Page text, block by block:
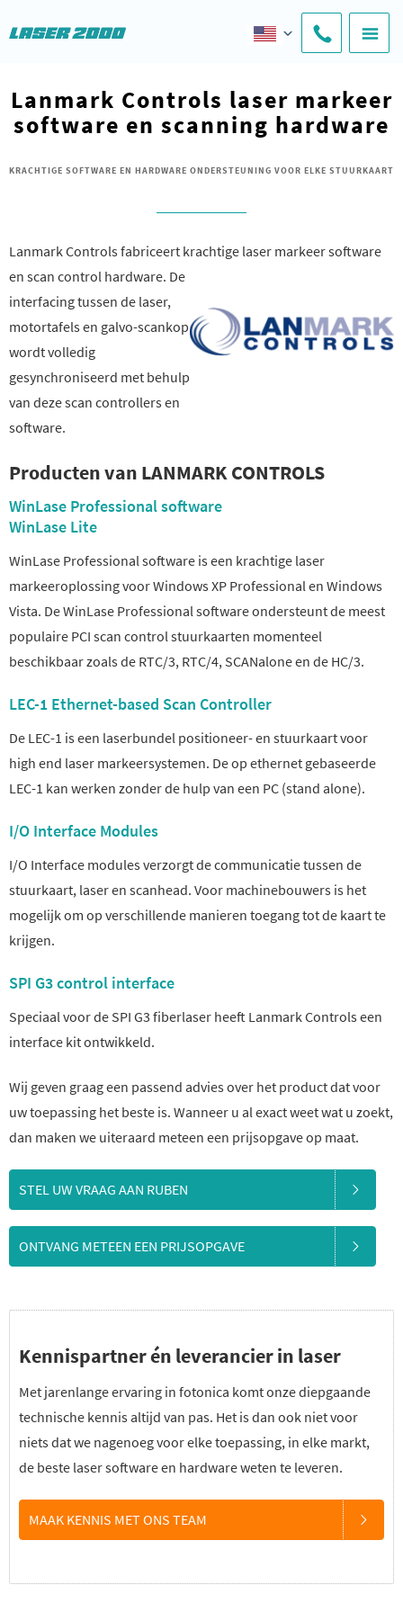
Lanmark Controls laser markeer
software en scanning hardware
KRACHTIGE SOFTWARE EN HARDWARE ONDERSTEUNING VOOR ELKE STUURKAART
Lanmark Controls fabriceert krachtige laser markeer software
en scan control hardware. De
interfacing tussen de laser,
motortafels en galvo-scankop
wordt volledig
gesynchroniseerd met behulp
van deze scan controllers en
software.
Producten van LANMARK CONTROLS
WinLase Professional software
WinLase Lite
WinLase Professional software is een krachtige laser
markeeroplossing voor Windows XP Professional en Windows
Vista. De WinLase Professional software ondersteunt de meest
populaire PCI scan control stuurkaarten momenteel
beschikbaar zoals de RTC/3, RTC/4, SCANalone en de HC/3.
LEC-1 Ethernet-based Scan Controller
De LEC-1 is een laserbundel positioneer- en stuurkaart voor
high end laser markeersystemen. De op ethernet gebaseerde
LEC-1 kan werken zonder de hulp van een PC (stand alone).
I/O Interface Modules
I/O Interface modules verzorgt de communicatie tussen de
stuurkaart, laser en scanhead. Voor machinebouwers is het
mogelijk om op verschillende manieren toegang tot de kaart te
krijgen.
SPI G3 control interface
Speciaal voor de SPI G3 fiberlaser heeft Lanmark Controls een
interface kit ontwikkeld.
Wij geven graag een passend advies over het product dat voor
uw toepassing het beste is. Wanneer u al exact weet wat u zoekt,
dan maken we uiteraard meteen een prijsopgave op maat.
STEL UW VRAAG AAN RUBEN
ONTVANG METEEN EEN PRIJSOPGAVE
Kennispartner én leverancier in laser
Met jarenlange ervaring in fotonica komt onze diepgaande
technische kennis altijd van pas. Het is dan ook niet voor
niets dat we nagenoeg voor elke toepassing, in elke markt,
de beste laser software en hardware weten te leveren.
MAAK KENNIS MET ONS TEAM